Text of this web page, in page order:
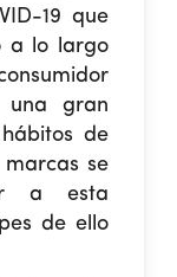
19 que
a lo largo
una gran
de
se
a esta
de ello